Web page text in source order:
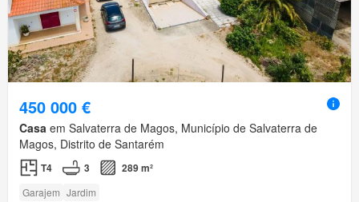
450 000 €
Casa em Salvaterra de Magos, Município de Salvaterra de
Magos, Distrito de Santarém
T4 3 289 m²
Garajem Jardim